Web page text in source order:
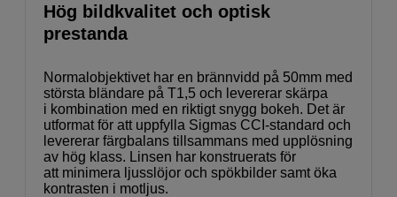
Hög bildkvalitet och optisk
prestanda
Normalobjektivet har en brännvidd på 50mm med
största bländare på T1,5 och levererar skärpa
i kombination med en riktigt snygg bokeh. Det är
utformat för att uppfylla Sigmas CCI-standard och
levererar färgbalans tillsammans med upplösning
av hög klass. Linsen har konstruerats för
att minimera ljusslöjor och spökbilder samt öka
kontrasten i motljus.